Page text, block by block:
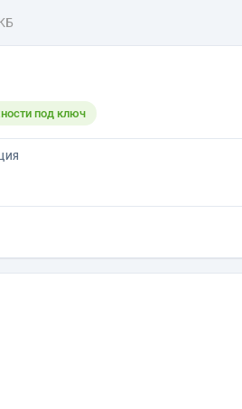
под ключ